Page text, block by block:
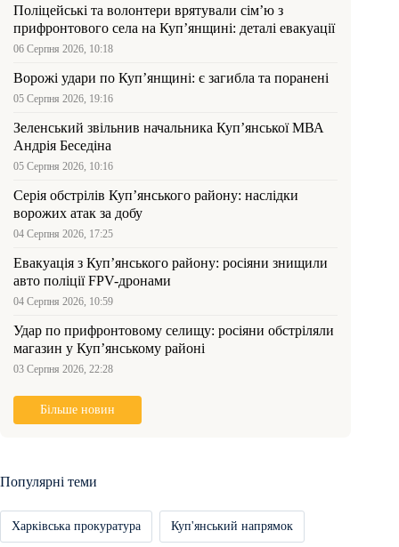
Поліцейські та волонтери врятували сім’ю з
прифронтового села на Куп’янщині: деталі евакуації
06 Серпня 2026, 10:18
Ворожі удари по Куп’янщині: є загибла та поранені
05 Серпня 2026, 19:16
Зеленський звільнив начальника Купʼянської МВА
Андрія Беседіна
05 Серпня 2026, 10:16
Серія обстрілів Куп’янського району: наслідки
ворожих атак за добу
04 Серпня 2026, 17:25
Евакуація з Куп’янського району: росіяни знищили
авто поліції FPV-дронами
04 Серпня 2026, 10:59
Удар по прифронтовому селищу: росіяни обстріляли
магазин у Куп’янському районі
03 Серпня 2026, 22:28
Більше новин
Популярні теми
Харківська прокуратура Куп'янський напрямок